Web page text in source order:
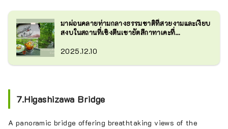
มาผ่อนคลายท่ามกลางธรรมชาติที่สวยงามและเงียบ
สงบในสถานที่เชิงตีนเขายัตสึกาทาเคะที่
2025.12.10
7.Higashizawa Bridge
A panoramic bridge offering breathtaking views of the